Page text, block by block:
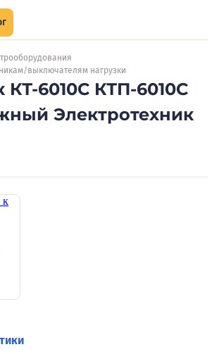
выключателям нагрузки
КТ-6010С КТП-6010С
Электротехник